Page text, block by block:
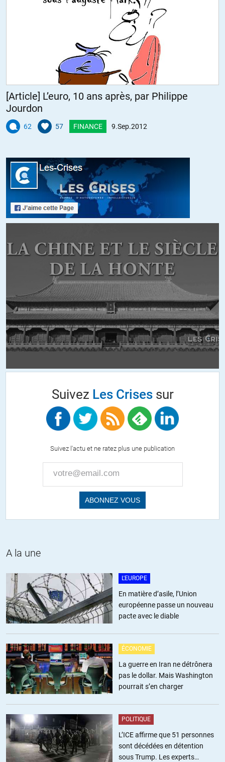
[Article] L’euro, 10 ans après, par Philippe
Jourdon
62 57 FINANCE 9.Sep.2012
Suivez Les Crisessur
Suivez l'actu et ne ratez plus une publication
A la une
L'EUROPE
En matière d’asile, l’Union
européenne passe un nouveau
pacte avec le diable
ÉCONOMIE
La guerre en Iran ne détrônera
pas le dollar. Mais Washington
pourrait s’en charger
POLITIQUE
L’ICE affirme que 51 personnes
sont décédées en détention
sous Trump. Les experts